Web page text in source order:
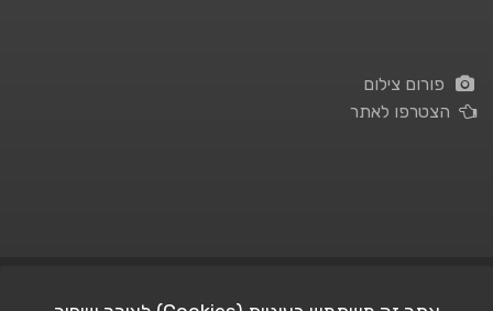
פורום צילום
הצטרפו לאתר